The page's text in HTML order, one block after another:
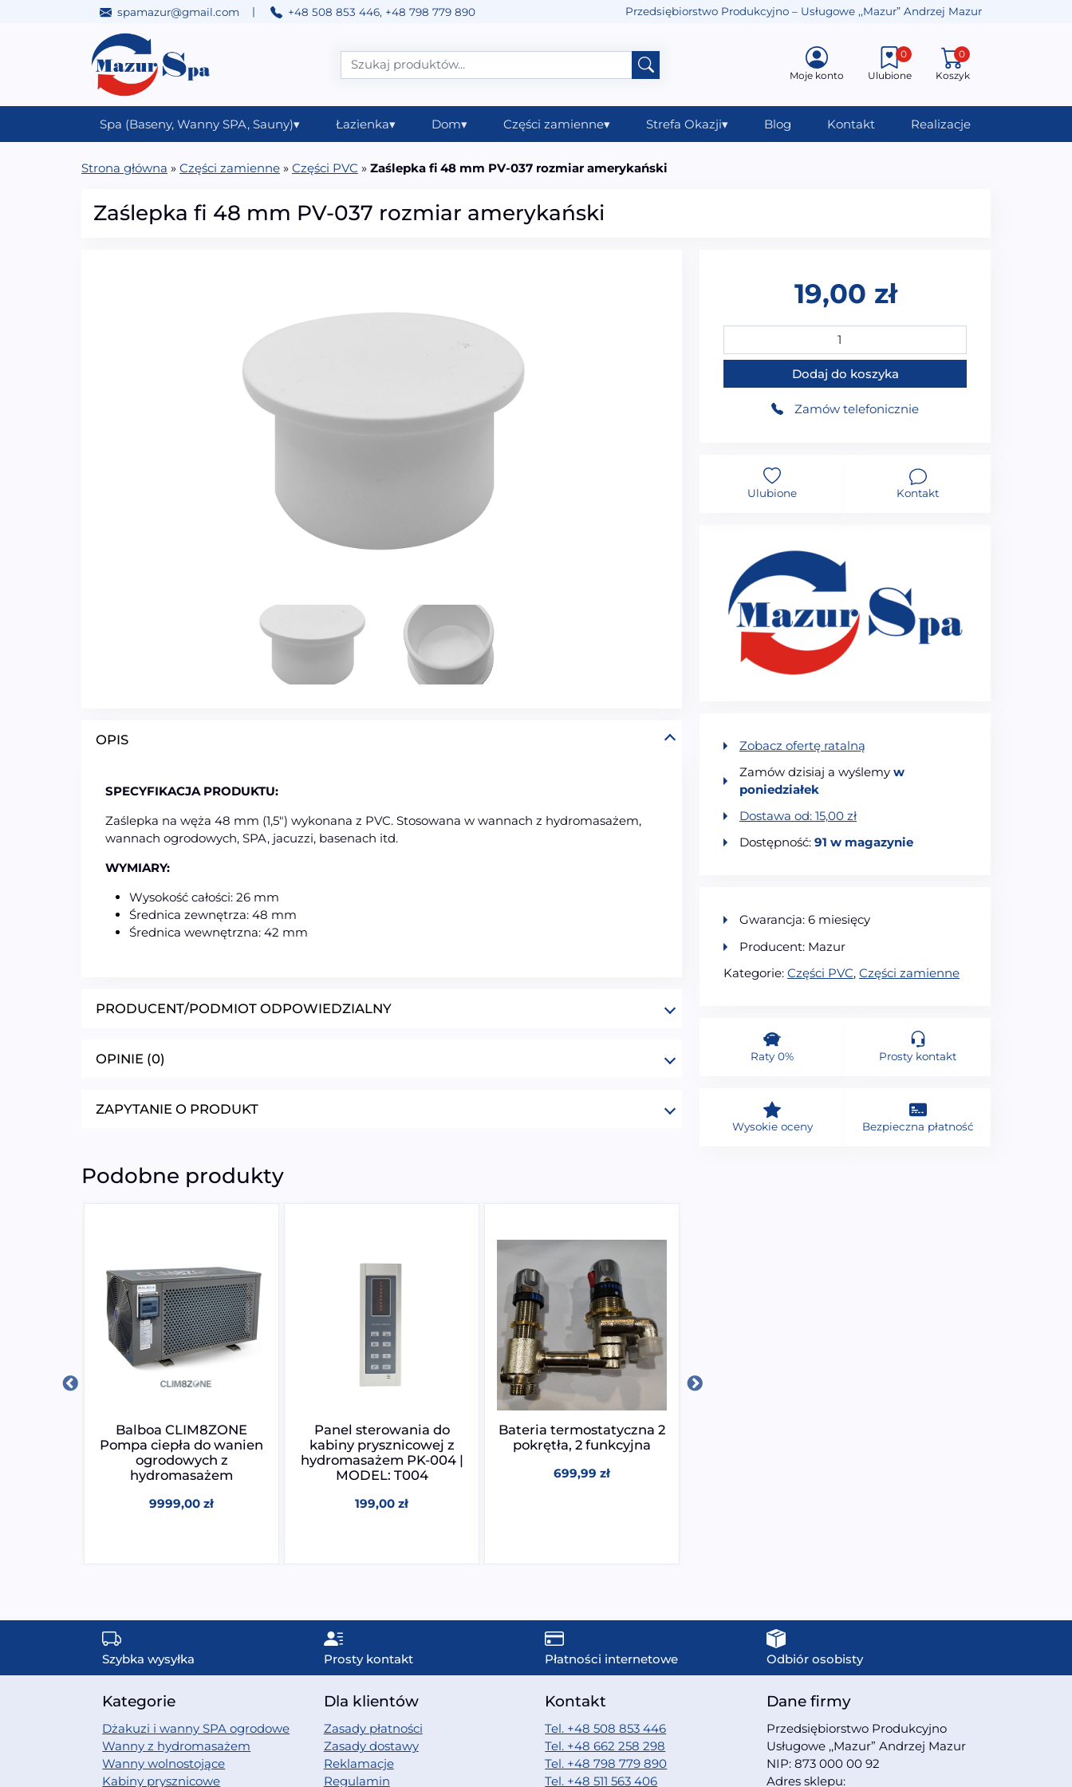
spamazur@gmail.com | +48 508 853 446, +48 798 779 890 Przedsiębiorstwo Produkcyjno – Usługowe ,,Mazur” Andrzej Mazur
Main Navigation Moje konto Ulubione
0
Koszyk
0
Spa (Baseny, Wanny SPA, Sauny)▾ Łazienka▾ Dom▾ Części zamienne▾ Strefa Okazji▾ Blog Kontakt Realizacje
Strona główna » Części zamienne » Części PVC » Zaślepka fi 48 mm PV-037 rozmiar amerykański
Zaślepka fi 48 mm PV-037 rozmiar amerykański
OPIS
SPECYFIKACJA PRODUKTU:
Zaślepka na węża 48 mm (1,5″) wykonana z PVC. Stosowana w wannach z hydromasażem,
wannach ogrodowych, SPA, jacuzzi, basenach itd.
WYMIARY:
Wysokość całości: 26 mm
Średnica zewnętrza: 48 mm
Średnica wewnętrzna: 42 mm
PRODUCENT/PODMIOT ODPOWIEDZIALNY
OPINIE (0)
ZAPYTANIE O PRODUKT
Podobne produkty
Balboa CLIM8ZONE
Pompa ciepła do wanien
ogrodowych z
hydromasażem
9999,00 zł
Panel sterowania do
kabiny prysznicowej z
hydromasażem PK-004 |
MODEL: T004
199,00 zł
Bateria termostatyczna 2
pokrętła, 2 funkcyjna
699,99 zł
19,00 zł
ilość Zaślepka fi 48 mm PV-037 rozmiar amerykański
Dodaj do koszyka
Zamów telefonicznie
Ulubione Kontakt
Zobacz ofertę ratalną
Zamów dzisiaj a wyślemy w
poniedziałek
Dostawa od: 15,00 zł
Dostępność: 91 w magazynie
Gwarancja: 6 miesięcy
Producent: Mazur
Kategorie: Części PVC, Części zamienne
Raty 0% Prosty kontakt
Wysokie oceny Bezpieczna płatność
Szybka wysyłka Prosty kontakt Płatności internetowe Odbiór osobisty
Kategorie
Dżakuzi i wanny SPA ogrodowe
Wanny z hydromasażem
Wanny wolnostojące
Kabiny prysznicowe
Dla klientów
Zasady płatności
Zasady dostawy
Reklamacje
Regulamin
Kontakt
Tel. +48 508 853 446
Tel. +48 662 258 298
Tel. +48 798 779 890
Tel. +48 511 563 406
Dane firmy
Przedsiębiorstwo Produkcyjno
Usługowe ,,Mazur” Andrzej Mazur
NIP: 873 000 00 92
Adres sklepu: